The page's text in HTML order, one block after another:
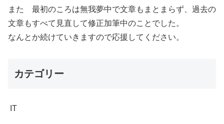
また 最初のころは無我夢中で文章もまとまらず、過去の
文章もすべて見直して修正加筆中のことでした。
なんとか続けていきますので応援してください。
カテゴリー
IT